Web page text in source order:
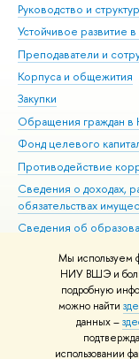
Мы используем
НИУ ВШЭ и
подробную
можно найти
данных –
использовании
Руководство и
Устойчивое развитие
Преподаватели и
Корпуса и общежития
Закупки
Обращения граждан
Фонд целевого
Противодействие
Сведения о доходах,
обязательствах
Сведения об
Людям с
Единая платежная
Работа в Вышке
© НИУ ВШЭ